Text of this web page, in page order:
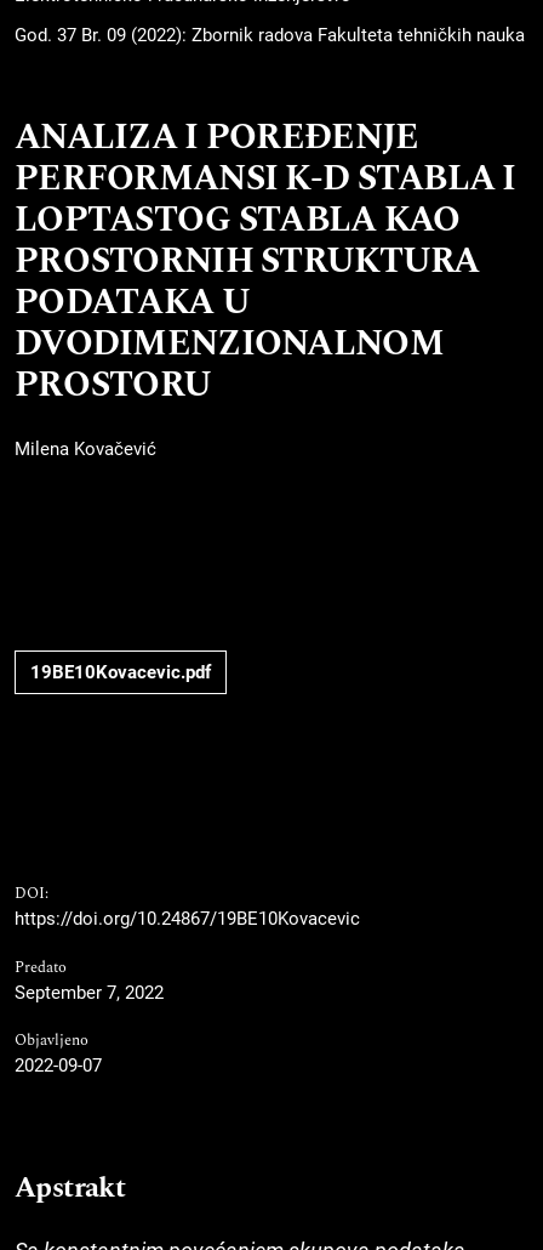
God. 37 Br. 09 (2022): Zbornik radova Fakulteta tehničkih nauka
ANALIZA I POREĐENJE
PERFORMANSI K-D STABLA I
LOPTASTOG STABLA KAO
PROSTORNIH STRUKTURA
PODATAKA U
DVODIMENZIONALNOM
PROSTORU
Milena Kovačević
19BE10Kovacevic.pdf
DOI:
https://doi.org/10.24867/19BE10Kovacevic
Predato
September 7, 2022
Objavljeno
2022-09-07
Apstrakt